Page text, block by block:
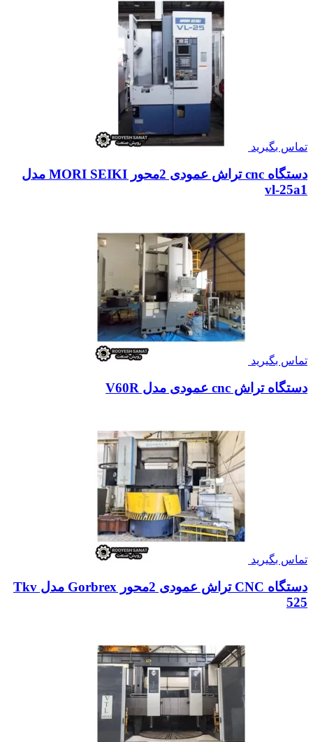
تماس بگیرید
دستگاه cnc تراش عمودی 2محور MORI SEIKI مدل
vl-25a1
تماس بگیرید
دستگاه تراش cnc عمودی مدل V60R
تماس بگیرید
دستگاه CNC تراش عمودی 2محور Gorbrex مدل Tkv
525